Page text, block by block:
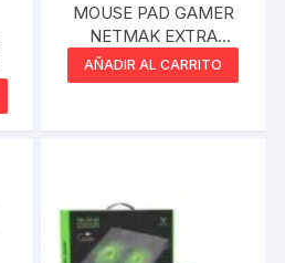
MOUSE PAD GAMER
NETMAK EXTRA
GRANDE ULTIMATE
AÑADIR AL CARRITO